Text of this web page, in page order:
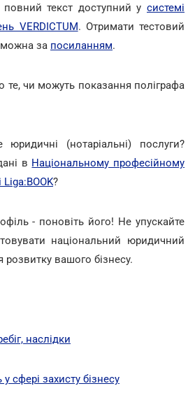
повний текст доступний у системі
VERDICTUM. Отримати тестовий
можна за посиланням.
те, чи можуть показання поліграфа
(нотаріальні) послуги?
в Національному професійному
?
- поновіть його! Не упускайте
національний юридичний
розвитку вашого бізнесу.
наслідки
сфері захисту бізнесу